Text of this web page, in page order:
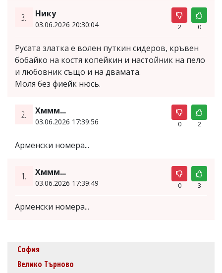
3. Нику
03.06.2026 20:30:04 2 0
Русата златка е волен путкин сидеров, кръвен
бобайко на костя копейкин и настойник на пело
и любовник също и на двамата.
Моля без фиейк нюсь.
2. Хммм...
03.06.2026 17:39:56 0 2
Арменски номера...
1. Хммм...
03.06.2026 17:39:49 0 3
Арменски номера...
София
Велико Търново